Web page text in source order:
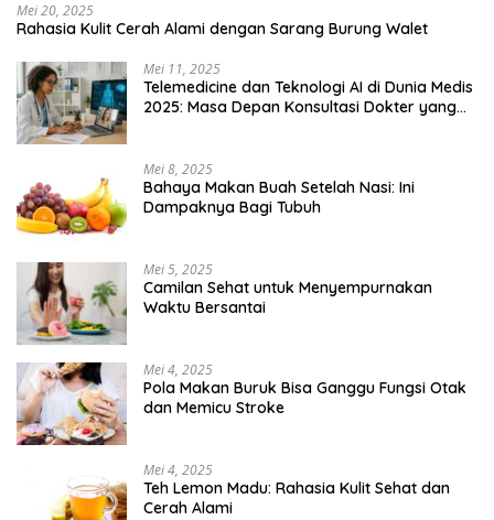
Mei 20, 2025
Rahasia Kulit Cerah Alami dengan Sarang Burung Walet
Mei 11, 2025
Telemedicine dan Teknologi AI di Dunia Medis
2025: Masa Depan Konsultasi Dokter yang
Mei 8, 2025
Bahaya Makan Buah Setelah Nasi: Ini
Dampaknya Bagi Tubuh
Mei 5, 2025
Camilan Sehat untuk Menyempurnakan
Waktu Bersantai
Mei 4, 2025
Pola Makan Buruk Bisa Ganggu Fungsi Otak
dan Memicu Stroke
Mei 4, 2025
Teh Lemon Madu: Rahasia Kulit Sehat dan
Cerah Alami